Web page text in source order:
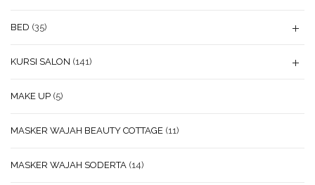
BED (35)
KURSI SALON (141)
MAKE UP (5)
MASKER WAJAH BEAUTY COTTAGE (11)
MASKER WAJAH SODERTA (14)